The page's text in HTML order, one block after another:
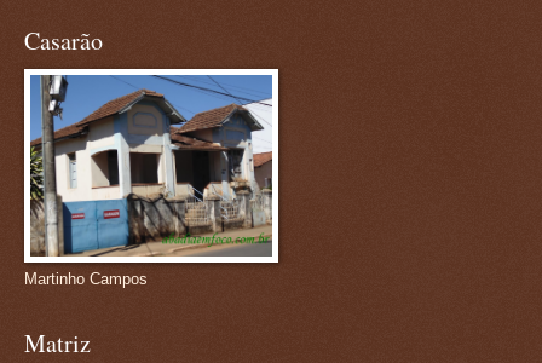
Casarão
Martinho Campos
Matriz